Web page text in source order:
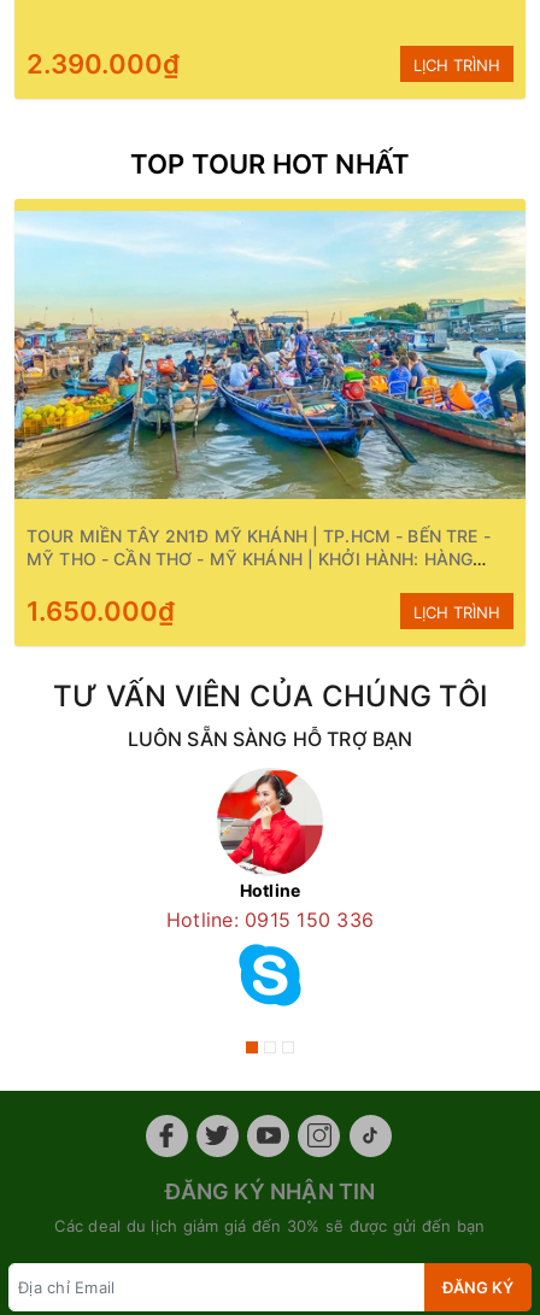
2.390.000₫ LỊCH TRÌNH
TOP TOUR HOT NHẤT
TOUR MIỀN TÂY 2N1Đ MỸ KHÁNH | TP.HCM - BẾN TRE -
MỸ THO - CẦN THƠ - MỸ KHÁNH | KHỞI HÀNH: HÀNG
1.650.000₫ LỊCH TRÌNH
TƯ VẤN VIÊN CỦA CHÚNG TÔI
LUÔN SẴN SÀNG HỖ TRỢ BẠN
Hotline
Hotline: 0915 150 336
ĐĂNG KÝ NHẬN TIN
Các deal du lịch giảm giá đến 30% sẽ được gửi đến bạn
ĐĂNG KÝ